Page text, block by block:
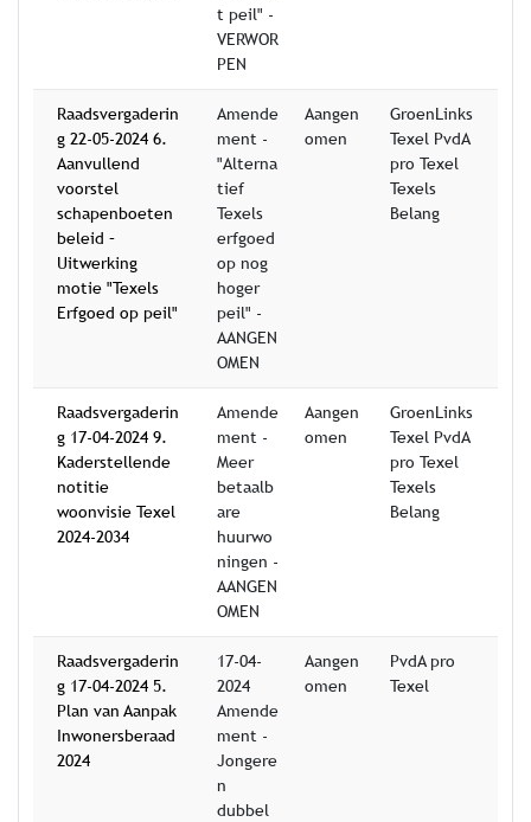
t peil" -
VERWOR
PEN
Raadsvergaderin
g 22-05-2024 6.
Aanvullend
voorstel
schapenboeten
beleid –
Uitwerking
motie "Texels
Erfgoed op peil"
Amende
ment -
"Alterna
tief
Texels
erfgoed
op nog
hoger
peil" -
AANGEN
OMEN
Aangen
omen
GroenLinks
Texel PvdA
pro Texel
Texels
Belang
Raadsvergaderin
g 17-04-2024 9.
Kaderstellende
notitie
woonvisie Texel
2024-2034
Amende
ment -
Meer
betaalb
are
huurwo
ningen -
AANGEN
OMEN
Aangen
omen
GroenLinks
Texel PvdA
pro Texel
Texels
Belang
Raadsvergaderin
g 17-04-2024 5.
Plan van Aanpak
Inwonersberaad
2024
17-04-
2024
Amende
ment -
Jongere
n
dubbel
Aangen
omen
PvdA pro
Texel